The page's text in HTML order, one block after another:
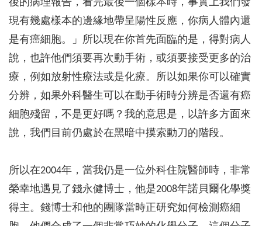
後的病理報告，看完最後一個樣本時，事實上我們發
現有幾處樣本的邊緣地帶呈陽性反應，你病人體內還
是有癌細胞。」所以現在你首先面臨的是，得對病人
說，也許他們須要再次動手術，或須要接受更多的治
療，例如放射性療法或是化療。所以如果你可以確實
分辨，如果外科醫生可以在動手術時分辨是否還有癌
細胞殘留，不是更好嗎？我的意思是，以許多方面來
說，我們目前仍處於在黑暗中摸索動刀的階段。
所以在2004年，當我仍是一位外科住院醫師時，非常
榮幸地遇見了錢永健博士，他是2008年諾貝爾化學獎
得主。錢博士和他的團隊當時正研究如何檢測癌細